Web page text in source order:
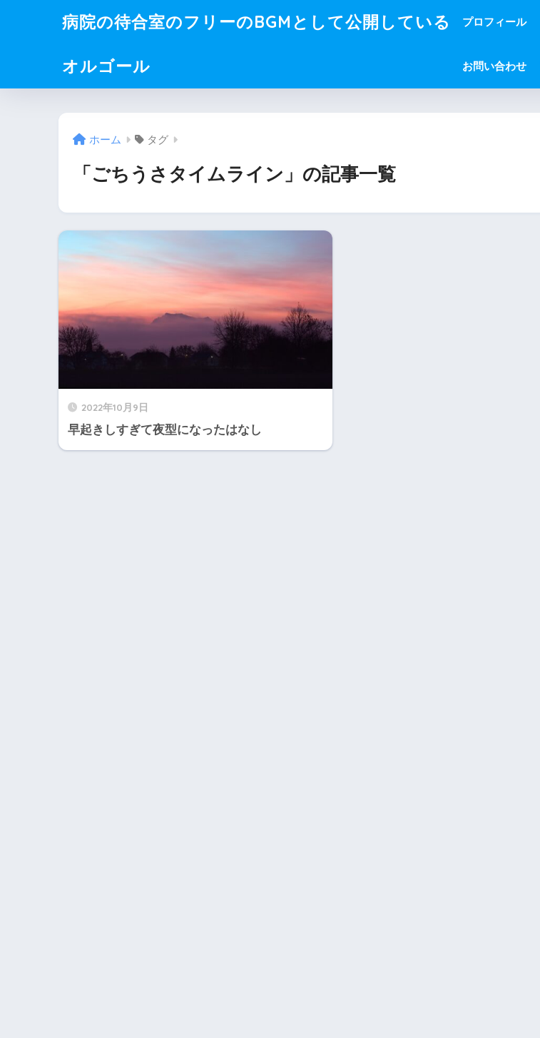
病院の待合室のフリーのBGMとして公開している
オルゴール
プロフィール
お問い合わせ
ホーム タグ
「ごちうさタイムライン」の記事一覧
2022年10月9日
早起きしすぎて夜型になったはなし